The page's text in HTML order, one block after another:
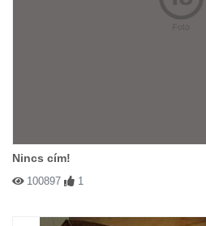
Nincs cím!
100897 1